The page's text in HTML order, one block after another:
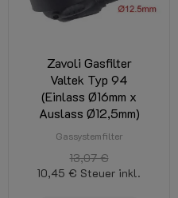
Zavoli Gasfilter
Valtek Typ 94
(Einlass Ø16mm x
Auslass Ø12,5mm)
Gassystemfilter
13,07 €
10,45 € Steuer inkl.